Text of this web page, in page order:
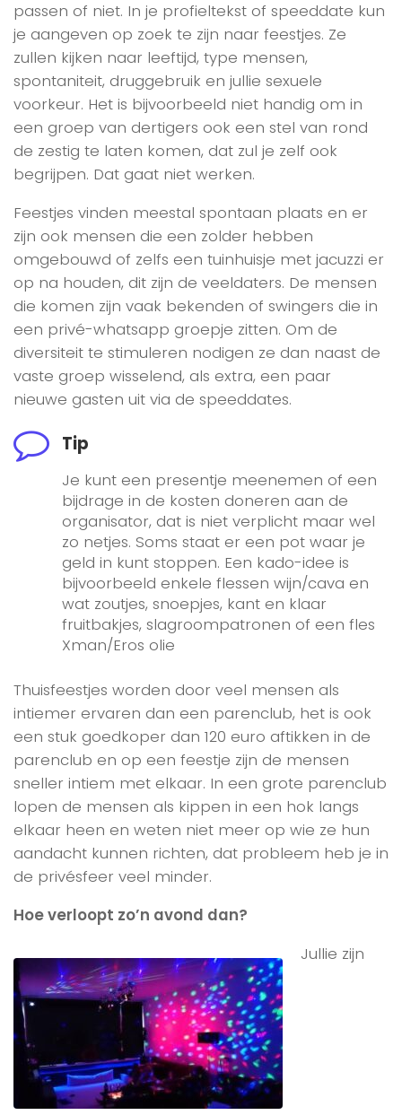
passen of niet. In je profieltekst of speeddate kun
je aangeven op zoek te zijn naar feestjes. Ze
zullen kijken naar leeftijd, type mensen,
spontaniteit, druggebruik en jullie sexuele
voorkeur. Het is bijvoorbeeld niet handig om in
een groep van dertigers ook een stel van rond
de zestig te laten komen, dat zul je zelf ook
begrijpen. Dat gaat niet werken.
Feestjes vinden meestal spontaan plaats en er
zijn ook mensen die een zolder hebben
omgebouwd of zelfs een tuinhuisje met jacuzzi er
op na houden, dit zijn de veeldaters. De mensen
die komen zijn vaak bekenden of swingers die in
een privé-whatsapp groepje zitten. Om de
diversiteit te stimuleren nodigen ze dan naast de
vaste groep wisselend, als extra, een paar
nieuwe gasten uit via de speeddates.
Tip
Je kunt een presentje meenemen of een
bijdrage in de kosten doneren aan de
organisator, dat is niet verplicht maar wel
zo netjes. Soms staat er een pot waar je
geld in kunt stoppen. Een kado-idee is
bijvoorbeeld enkele flessen wijn/cava en
wat zoutjes, snoepjes, kant en klaar
fruitbakjes, slagroompatronen of een fles
Xman/Eros olie
Thuisfeestjes worden door veel mensen als
intiemer ervaren dan een parenclub, het is ook
een stuk goedkoper dan 120 euro aftikken in de
parenclub en op een feestje zijn de mensen
sneller intiem met elkaar. In een grote parenclub
lopen de mensen als kippen in een hok langs
elkaar heen en weten niet meer op wie ze hun
aandacht kunnen richten, dat probleem heb je in
de privésfeer veel minder.
Hoe verloopt zo’n avond dan?
Jullie zijn